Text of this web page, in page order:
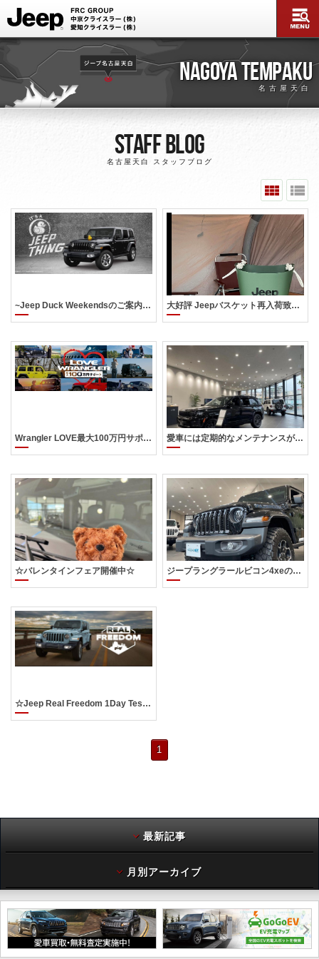
NAGOYA TEMPAKU
名古屋天白
Staff Blog
名古屋天白 スタッフブログ
~Jeep Duck Weekendsのご案内です～ 大好評 Jeepバスケット再入荷致しました♪
Wrangler LOVE最大100万円サポートのご案内です 愛車には定期的なメンテナンスが大切です‼
☆バレンタインフェア開催中☆ ジープラングラールビコン4xeのご紹介です‼
☆Jeep Real Freedom 1Day Test Drive☆
1
最新記事
月別アーカイブ